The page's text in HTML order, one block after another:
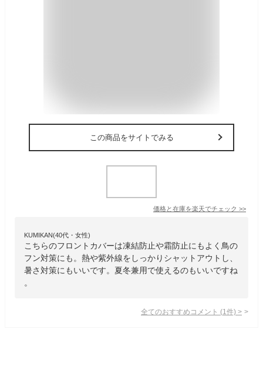
この商品をサイトでみる
価格と在庫を楽天でチェック >>
KUMIKAN(40代・女性)
こちらのフロントカバーは凍結防止や霜防止にもよく鳥の
フン対策にも。熱や紫外線をしっかりシャットアウトし、
暑さ対策にもいいです。夏冬兼用で使えるのもいいですね
。
全てのおすすめコメント (1 件) >